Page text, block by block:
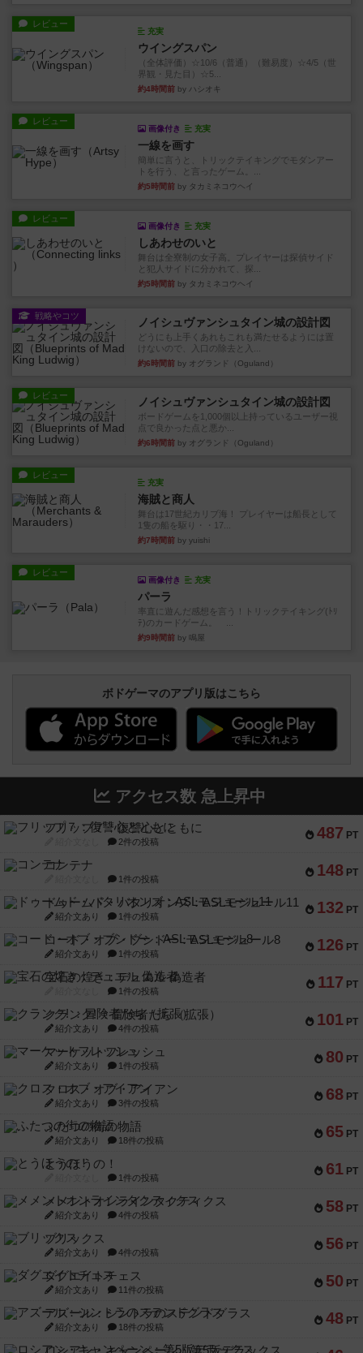
レビュー
充実
ウイングスパン
（全体評価）☆10/6（普通）（難易度）☆4/5（世
界観・見た目）☆5...
約4時間前 by ハシオキ
レビュー
画像付き 充実
一線を画す
簡単に言うと、トリックテイキングでモダンアー
トを行う、と言ったゲーム。...
約5時間前 by タカミネコウヘイ
レビュー
画像付き 充実
しあわせのいと
舞台は全寮制の女子高。プレイヤーは探偵サイド
と犯人サイドに分かれて、探...
約5時間前 by タカミネコウヘイ
戦略やコツ ノイシュヴァンシュタイン城の設計図
どうにも上手くあれもこれも満たせるようには置
けないので、入口の除去と入...
約6時間前 by オグランド（Oguland）
レビュー ノイシュヴァンシュタイン城の設計図
ボードゲームを1,000個以上持っているユーザー視
点で良かった点と悪か...
約6時間前 by オグランド（Oguland）
レビュー
充実
海賊と商人
舞台は17世紀カリブ海！ プレイヤーは船長として
1隻の船を駆り・・17...
約7時間前 by yuishi
レビュー
画像付き 充実
パーラ
率直に遊んだ感想を言う！トリックテイキング(ﾄﾘ
ﾃ)のカードゲーム。 ...
約9時間前 by 鳴屋
ボドゲーマのアプリ版はこちら
アクセス数 急上昇中
487 PT
フリップ７：復讐心とともに
2件の投稿
148 PT
コンテナ
1件の投稿
132 PT
ドゥームド・バタリオンズ：ASLモジュール11
紹介文あり 1件の投稿
126 PT
コード・オブ・ブシドー：ASLモジュール8
紹介文あり 1件の投稿
117 PT
宝石の煌き：デュエル 偽造者
1件の投稿
101 PT
クランク! ：冒険者たち（拡張）
紹介文あり 4件の投稿
80 PT
マーケットフレッシュ
紹介文あり 1件の投稿
68 PT
クロス・オブ・アイアン
紹介文あり 3件の投稿
65 PT
ふたつの街の物語
紹介文あり 18件の投稿
61 PT
とうほうの！
1件の投稿
58 PT
メメントオンラインタクティクス
紹介文あり 4件の投稿
56 PT
ブリックス
紹介文あり 4件の投稿
50 PT
ダグエイトチェス
紹介文あり 11件の投稿
48 PT
アズール：シントラのステンドグラス
紹介文あり 18件の投稿